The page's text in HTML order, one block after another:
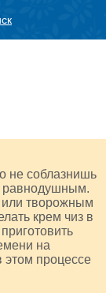
не соблазнишь
равнодушным.
или творожным
крем чиз в
на
этом процессе